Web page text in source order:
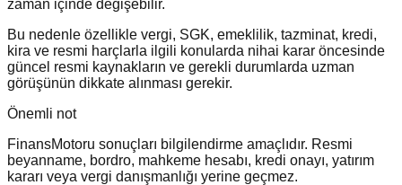
zaman içinde değişebilir.
Bu nedenle özellikle vergi, SGK, emeklilik, tazminat, kredi,
kira ve resmi harçlarla ilgili konularda nihai karar öncesinde
güncel resmi kaynakların ve gerekli durumlarda uzman
görüşünün dikkate alınması gerekir.
Önemli not
FinansMotoru sonuçları bilgilendirme amaçlıdır. Resmi
beyanname, bordro, mahkeme hesabı, kredi onayı, yatırım
kararı veya vergi danışmanlığı yerine geçmez.